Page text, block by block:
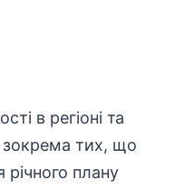
в регіоні та
зокрема тих, що
плану